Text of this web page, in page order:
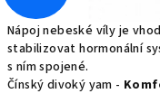
Nápoj nebeské víly je
stabilizovat hormonální
s ním spojené.
Čínský divoký yam -